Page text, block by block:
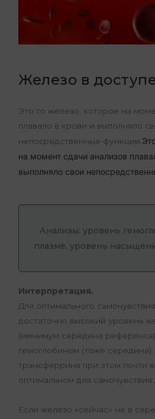
Железо в
Это то железо, которое на
плавало в крови и выполняло
непосредственные функции.
на момент сдачи анализов
выполняло свои
Анализы: уровень
плазме, уровень
Интерпретация.
Для оптимального
достаточно высокий уровень
(минимум середина
гемоглобином (тоже
трансферрина при этом почти
оптимальном для самочувствия
Если железо «сейчас» не в